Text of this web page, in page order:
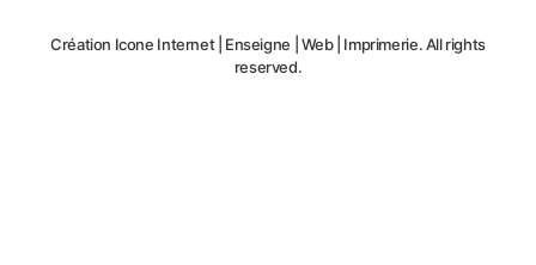
Création Icone Internet| Enseigne Web| Imprimerie. All rights
reserved.